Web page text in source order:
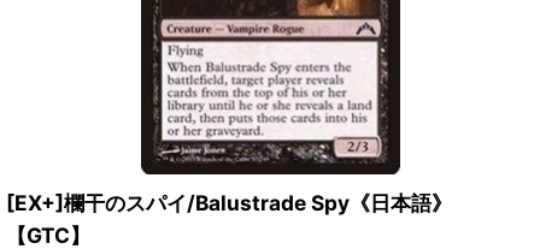
[EX+]欄干のスパイ/Balustrade Spy《日本語》
【GTC】